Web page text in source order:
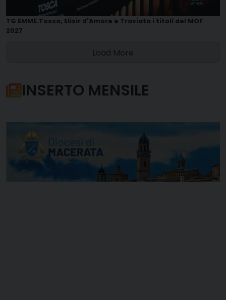
TG EMME.Tosca, Elisir d'Amore e Traviata i titoli del MOF
2027
Load More
INSERTO MENSILE